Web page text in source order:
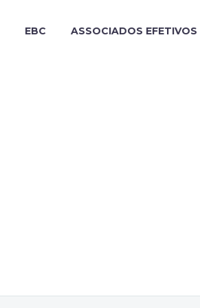
EBC ASSOCIADOS EFETIVOS